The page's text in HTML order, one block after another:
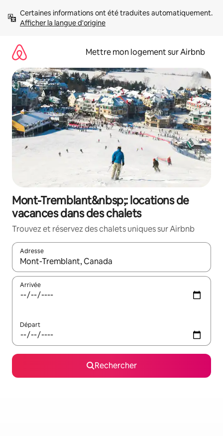
directement
Afficher la langue d'origine
Mettre mon logement sur Airbnb
Mont-Tremblant&nbsp;: locations de
vacances dans des chalets
Trouvez et réservez des chalets uniques sur Airbnb
Adresse
Lorsque les résultats s'affichent, utilisez les flèches vers le
Arrivée
Départ
Rechercher